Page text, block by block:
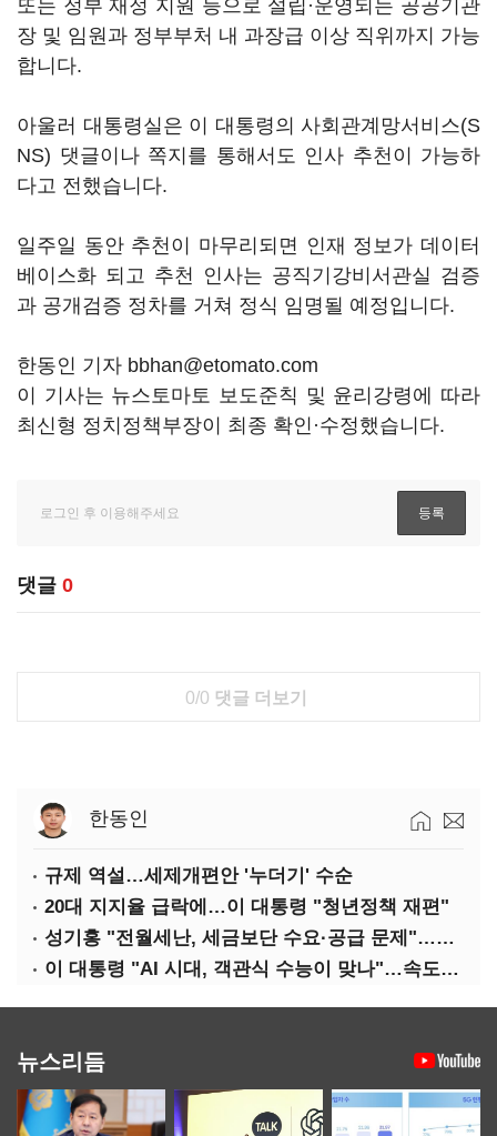
또는 정부 재정 지원 등으로 설립·운영되는 공공기관
장 및 임원과 정부부처 내 과장급 이상 직위까지 가능
합니다.
아울러 대통령실은 이 대통령의 사회관계망서비스(S
NS) 댓글이나 쪽지를 통해서도 인사 추천이 가능하
다고 전했습니다.
일주일 동안 추천이 마무리되면 인재 정보가 데이터
베이스화 되고 추천 인사는 공직기강비서관실 검증
과 공개검증 정차를 거쳐 정식 임명될 예정입니다.
한동인 기자 bbhan@etomato.com
이 기사는 뉴스토마토 보도준칙 및 윤리강령에 따라
최신형 정치정책부장이 최종 확인·수정했습니다.
댓글 0
0/0 댓글 더보기
한동인
규제 역설…세제개편안 '누더기' 수순
20대 지지율 급락에…이 대통령 "청년정책 재편"
성기홍 "전월세난, 세금보단 수요·공급 문제"…닥공 시사
이 대통령 "AI 시대, 객관식 수능이 맞나"…속도전 '경계'
뉴스리듬